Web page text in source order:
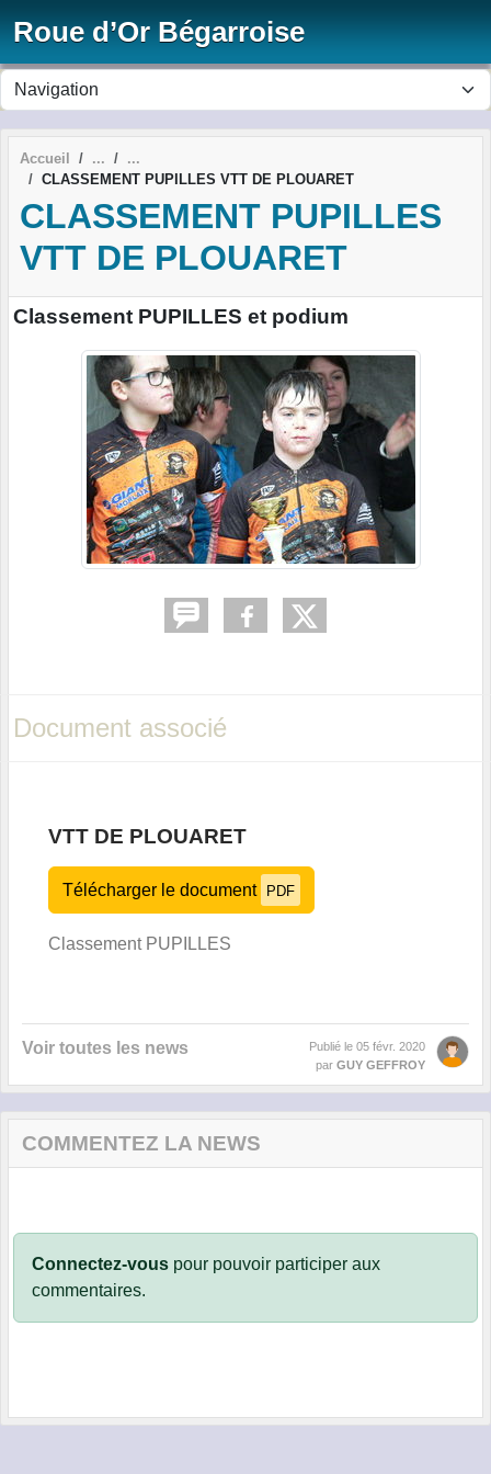
Roue d’Or Bégarroise
Accueil
CLASSEMENT PUPILLES VTT DE PLOUARET
CLASSEMENT PUPILLES
VTT DE PLOUARET
Classement PUPILLES et podium
Document associé
VTT DE PLOUARET
Télécharger le document PDF
Classement PUPILLES
Voir toutes les news Publié le 05 févr. 2020
par GUY GEFFROY
COMMENTEZ LA NEWS
Connectez-vous pour pouvoir participer aux
commentaires.